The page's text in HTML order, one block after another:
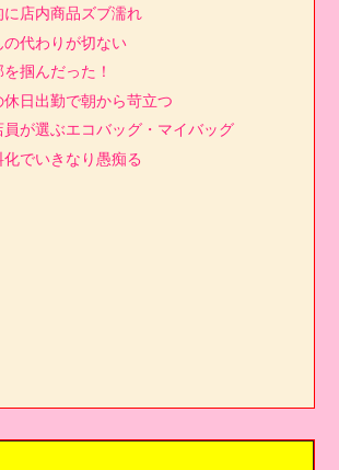
店内商品ズブ濡れ
代わりが切ない
掴んだった！
日出勤で朝から苛立つ
員が選ぶエコバッグ・マイバッグ
でいきなり愚痴る